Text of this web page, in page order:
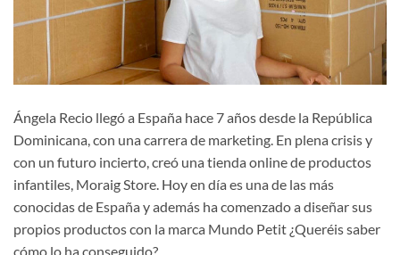
Ángela Recio llegó a España hace 7 años desde la República
Dominicana, con una carrera de marketing. En plena crisis y
con un futuro incierto, creó una tienda online de productos
infantiles, Moraig Store. Hoy en día es una de las más
conocidas de España y además ha comenzado a diseñar sus
propios productos con la marca Mundo Petit ¿Queréis saber
cómo lo ha conseguido?